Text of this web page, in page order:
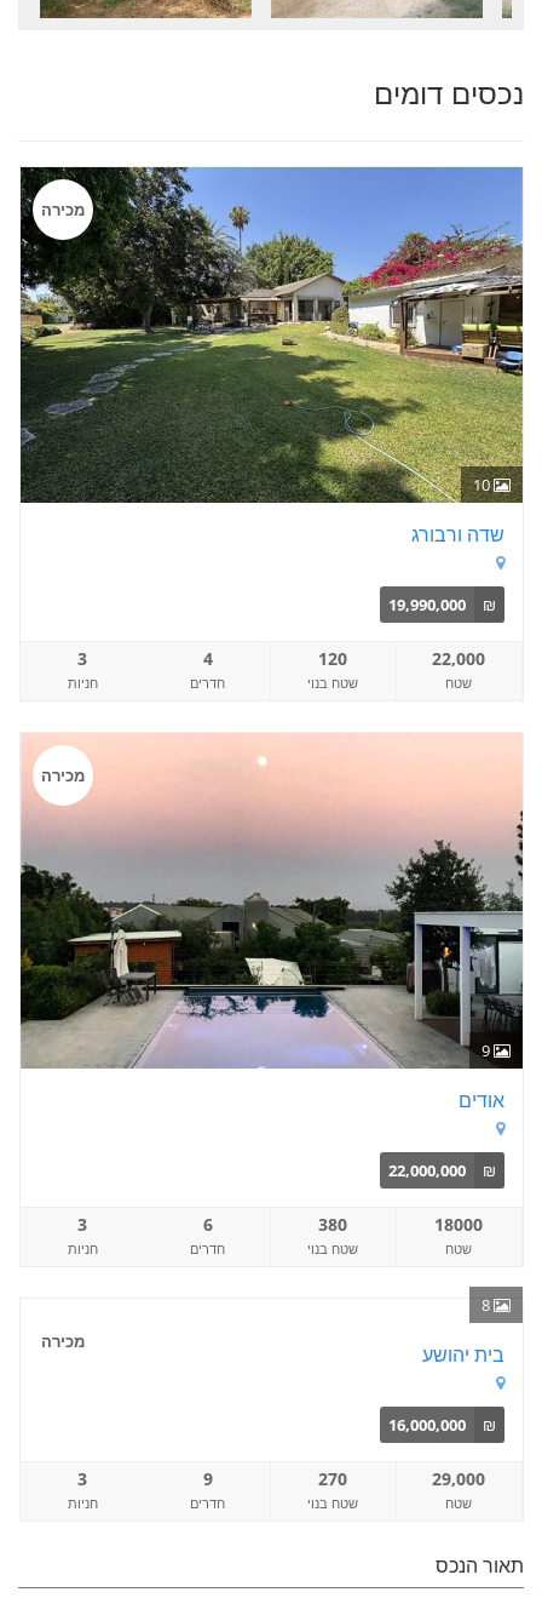
נכסים דומים
10
מכירה
שדה ורבורג
₪
19,990,000
22,000
שטח
120
שטח בנוי
4
חדרים
3
חניות
9
מכירה
אודים
₪
22,000,000
18000
שטח
380
שטח בנוי
6
חדרים
3
חניות
8
מכירה
בית יהושע
₪
16,000,000
29,000
שטח
270
שטח בנוי
9
חדרים
3
חניות
תאור הנכס